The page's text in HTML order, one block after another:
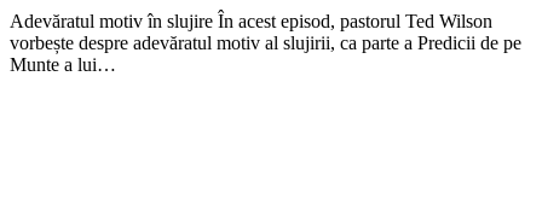
Adevăratul motiv în slujire În acest episod, pastorul Ted Wilson
vorbește despre adevăratul motiv al slujirii, ca parte a Predicii de pe
Munte a lui…